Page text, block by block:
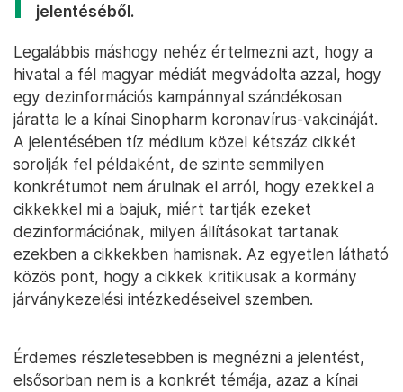
jelentéséből.
Legalábbis máshogy nehéz értelmezni azt, hogy a
hivatal a fél magyar médiát megvádolta azzal, hogy
egy dezinformációs kampánnyal szándékosan
járatta le a kínai Sinopharm koronavírus-vakcináját.
A jelentésében tíz médium közel kétszáz cikkét
sorolják fel példaként, de szinte semmilyen
konkrétumot nem árulnak el arról, hogy ezekkel a
cikkekkel mi a bajuk, miért tartják ezeket
dezinformációnak, milyen állításokat tartanak
ezekben a cikkekben hamisnak. Az egyetlen látható
közös pont, hogy a cikkek kritikusak a kormány
járványkezelési intézkedéseivel szemben.
Érdemes részletesebben is megnézni a jelentést,
elsősorban nem is a konkrét témája, azaz a kínai